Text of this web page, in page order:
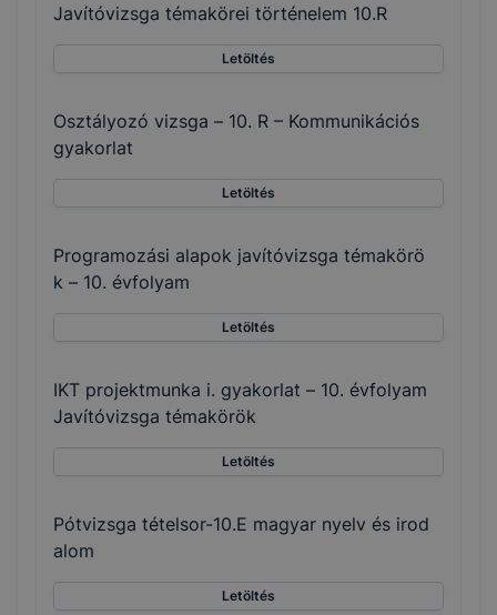
Javítóvizsga témakörei történelem 10.R
Letöltés
Osztályozó vizsga – 10. R – Kommunikációs
gyakorlat
Letöltés
Programozási alapok javítóvizsga témakörö
k – 10. évfolyam
Letöltés
IKT projektmunka i. gyakorlat – 10. évfolyam
Javítóvizsga témakörök
Letöltés
Pótvizsga tételsor-10.E magyar nyelv és irod
alom
Letöltés